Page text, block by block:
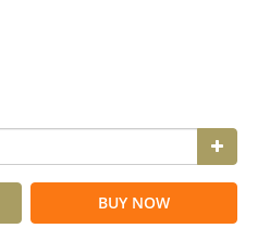
BUY NOW